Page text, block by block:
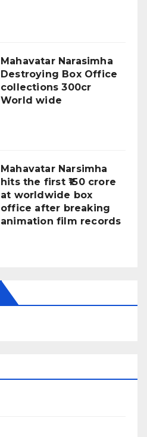
Mahavatar Narasimha
Destroying Box Office
collections 300cr
World wide
Mahavatar Narsimha
hits the first ₹150 crore
at worldwide box
office after breaking
animation film records